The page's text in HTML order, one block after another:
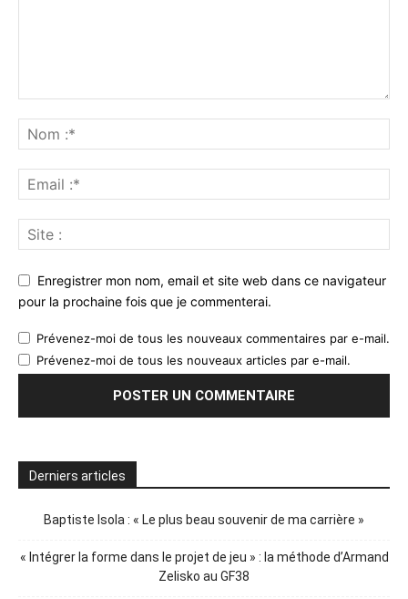
Enregistrer mon nom, email et site web dans ce navigateur
pour la prochaine fois que je commenterai.
Prévenez-moi de tous les nouveaux commentaires par e-mail.
Prévenez-moi de tous les nouveaux articles par e-mail.
Derniers articles
Baptiste Isola : « Le plus beau souvenir de ma carrière »
« Intégrer la forme dans le projet de jeu » : la méthode d’Armand
Zelisko au GF38